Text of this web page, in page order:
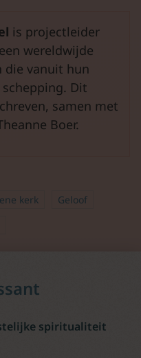
is projectleider
wereldwijde
die vanuit hun
Dit
samen met
Boer.
kerk
Geloof
spiritualiteit